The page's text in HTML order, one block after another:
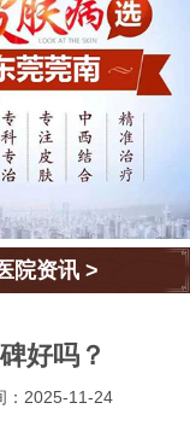
院资讯 >
好吗？
：2025-11-24